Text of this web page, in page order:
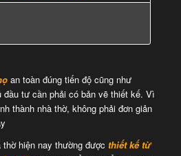
an toàn đúng tiến độ cũng như
đầu tư cần phải có bản vẽ thiết kế. Vì
thành nhà thờ, không phải đơn giản
hiện nay thường được thiết kế từ